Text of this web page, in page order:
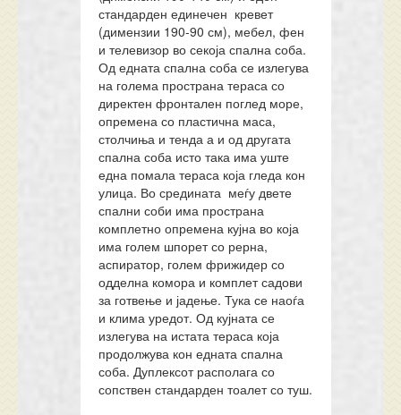
стандарден единечен кревет
(димензии 190-90 см), мебел, фен
и телевизор во секоја спална соба.
Од едната спална соба се излегува
на голема пространа тераса со
директен фронтален поглед море,
опремена со пластична маса,
столчиња и тенда а и од другата
спална соба исто така има уште
една помала тераса која гледа кон
улица. Во средината меѓу двете
спални соби има пространа
комплетно опремена кујна во која
има голем шпорет со рерна,
аспиратор, голем фрижидер со
одделна комора и комплет садови
за готвење и јадење. Тука се наоѓа
и клима уредот. Од кујната се
излегува на истата тераса која
продолжува кон едната спална
соба. Дуплексот располага со
сопствен стандарден тоалет со туш.